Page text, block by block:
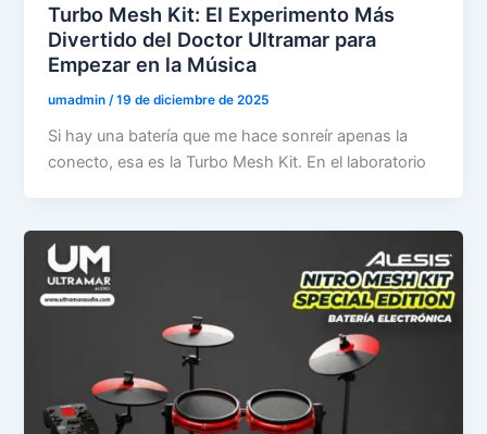
Turbo Mesh Kit: El Experimento Más
Divertido del Doctor Ultramar para
Empezar en la Música
umadmin /19 de diciembre de 2025
Si hay una batería que me hace sonreír apenas la
conecto, esa es la Turbo Mesh Kit. En el laboratorio